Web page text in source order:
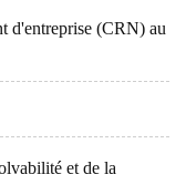
d'entreprise (CRN) au
et de la